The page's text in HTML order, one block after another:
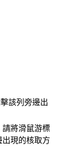
該列旁邊出
將滑鼠游標
現的核取方